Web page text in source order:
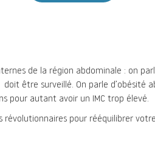
de la région abdominale : on
être surveillé. On parle
pour autant avoir un IMC trop élevé.
pour rééquilibrer